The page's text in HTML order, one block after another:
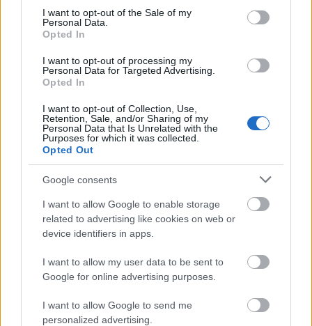
consent section.
I want to opt-out of the Sale of my
Personal Data.
Opted In
I want to opt-out of processing my
Personal Data for Targeted Advertising.
Opted In
I want to opt-out of Collection, Use,
Retention, Sale, and/or Sharing of my
Personal Data that Is Unrelated with the
Purposes for which it was collected.
Opted Out
Google consents
I want to allow Google to enable storage
related to advertising like cookies on web or
device identifiers in apps.
I want to allow my user data to be sent to
Google for online advertising purposes.
I want to allow Google to send me
personalized advertising.
Kína készen áll az együttműködésre az új
Hszi Csin-ping kínai államfő szombaton
Limában, amikor találkozott Joe Bidennel,
az Egyesült Államok januárban távozó
elnökével.
amerikai-kínaimegbeszélést az Ázsiai és
Csendes-óceáni Gazdasági Együttműködés
(APEC) éves találkozójának keretében
tartották a perui fővárosban.